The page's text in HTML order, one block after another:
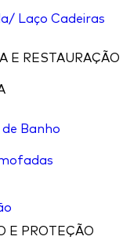
Laço Cadeiras
E RESTAURAÇÃO
Banho
E PROTEÇÃO